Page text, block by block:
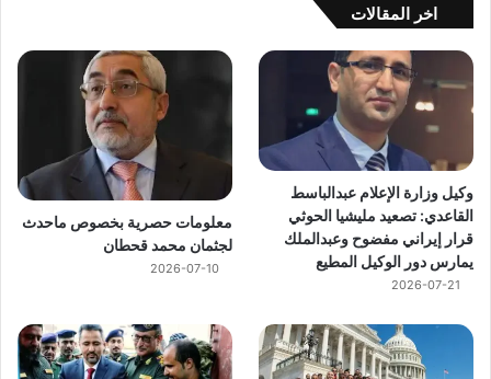
اخر المقالات
وكيل وزارة الإعلام عبدالباسط
القاعدي: تصعيد مليشيا الحوثي
قرار إيراني مفضوح وعبدالملك
يمارس دور الوكيل المطيع
2026-07-21
معلومات حصرية بخصوص ماحدث
لجثمان محمد قحطان
2026-07-10